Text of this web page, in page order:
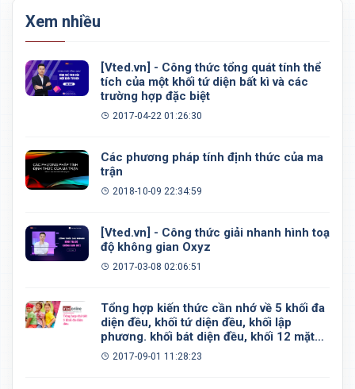
Xem nhiều
[Vted.vn] - Công thức tổng quát tính thể
tích của một khối tứ diện bất kì và các
trường hợp đặc biệt
2017-04-22 01:26:30
Các phương pháp tính định thức của ma
trận
2018-10-09 22:34:59
[Vted.vn] - Công thức giải nhanh hình toạ
độ không gian Oxyz
2017-03-08 02:06:51
Tổng hợp kiến thức cần nhớ về 5 khối đa
diện đều, khối tứ diện đều, khối lập
phương. khối bát diện đều, khối 12 mặt
đều, khối 20 mặt đều
2017-09-01 11:28:23